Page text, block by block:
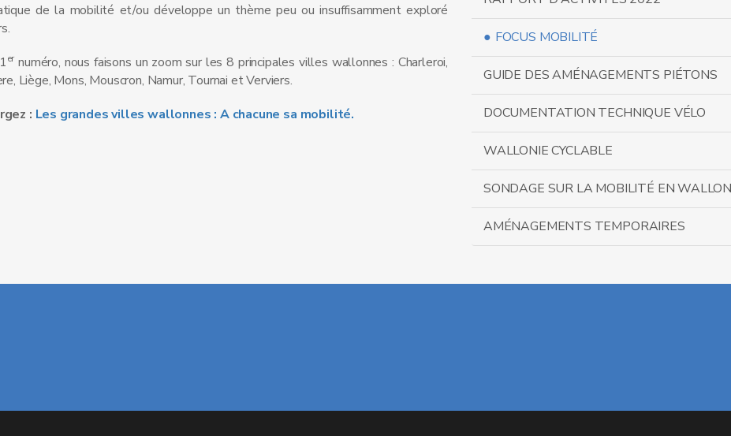
de la mobilité et/ou développe un thème peu ou insuffisamment exploré
er numéro, nous faisons un zoom sur les 8 principales villes wallonnes : Charleroi,
Liège, Mons, Mouscron, Namur, Tournai et Verviers.
: Les grandes villes wallonnes : A chacune sa mobilité.
FOCUS MOBILITÉ
GUIDE DES AMÉNAGEMENTS PIÉTONS
DOCUMENTATION TECHNIQUE VÉLO
WALLONIE CYCLABLE
SONDAGE SUR LA MOBILITÉ EN
AMÉNAGEMENTS TEMPORAIRES